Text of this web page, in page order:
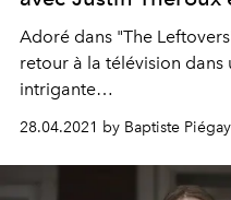
Adoré dans "The
retour à la télévision
intrigante…
28.04.2021 by Baptiste Piégay